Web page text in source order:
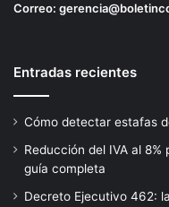
Correo:
Entradas recientes
Cómo detectar estafas
Reducción del IVA al
guía completa
Decreto Ejecutivo 462: